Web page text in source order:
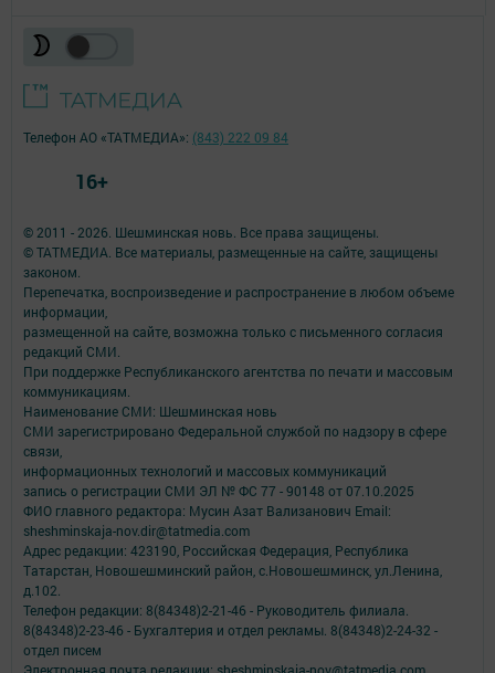
© 2011 - 2026. Шешминская новь. Все права защищены.
© ТАТМЕДИА. Все материалы, размещенные на сайте, защищены
законом.
Перепечатка, воспроизведение и распространение в любом объеме
информации,
размещенной на сайте, возможна только с письменного согласия
редакций СМИ.
При поддержке Республиканского агентства по печати и массовым
коммуникациям.
Наименование СМИ: Шешминская новь
СМИ зарегистрировано Федеральной службой по надзору в сфере
связи,
информационных технологий и массовых коммуникаций
запись о регистрации СМИ ЭЛ № ФС 77 - 90148 от 07.10.2025
ФИО главного редактора: Мусин Азат Вализанович Email:
sheshminskaja-nov.dir@tatmedia.com
Адрес редакции: 423190, Российская Федерация, Республика
Татарстан, Новошешминский район, с.Новошешминск, ул.Ленина,
д.102.
Телефон редакции: 8(84348)2-21-46 - Руководитель филиала.
8(84348)2-23-46 - Бухгалтерия и отдел рекламы. 8(84348)2-24-32 -
отдел писем
Телефон АО «ТАТМЕДИА»: (843) 222 09 84
16+